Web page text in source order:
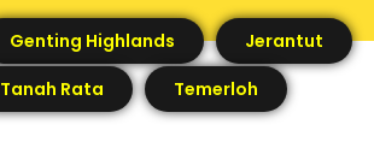
Genting Highlands
Jerantut
Tanah Rata
Temerloh